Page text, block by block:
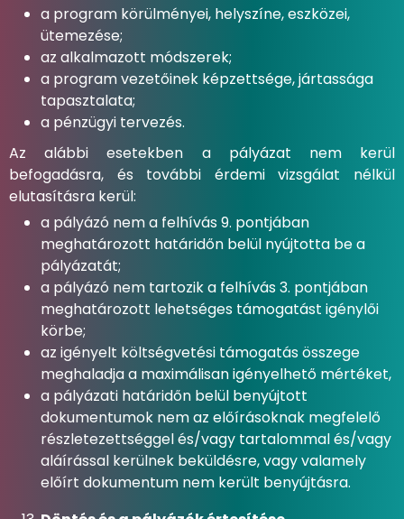
a program körülményei, helyszíne, eszközei,
ütemezése;
az alkalmazott módszerek;
a program vezetőinek képzettsége, jártassága
tapasztalata;
a pénzügyi tervezés.
Az alábbi esetekben a pályázat nem kerül
befogadásra, és további érdemi vizsgálat nélkül
elutasításra kerül:
a pályázó nem a felhívás 9. pontjában
meghatározott határidőn belül nyújtotta be a
pályázatát;
a pályázó nem tartozik a felhívás 3. pontjában
meghatározott lehetséges támogatást igénylői
körbe;
az igényelt költségvetési támogatás összege
meghaladja a maximálisan igényelhető mértéket,
a pályázati határidőn belül benyújtott
dokumentumok nem az előírásoknak megfelelő
részletezettséggel és/vagy tartalommal és/vagy
aláírással kerülnek beküldésre, vagy valamely
előírt dokumentum nem került benyújtásra.